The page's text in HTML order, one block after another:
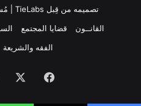
تصميمه من قِبل TieLabs
|
القانــون
قضايا المجتمع
الفقه والشريعة
فيسبوك